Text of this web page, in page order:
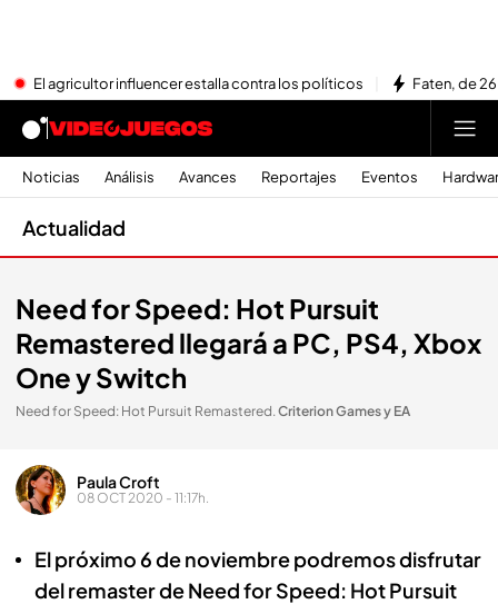
El agricultor influencer estalla contra los políticos Faten, de
Noticias Análisis Avances Reportajes Eventos
Actualidad
Need for Speed: Hot Pursuit
Remastered llegará a PC, PS4, Xbox
One y Switch
Need for Speed: Hot Pursuit Remastered.Criterion Games y EA
Paula Croft
08 OCT 2020 - 11:17h.
El próximo 6 de noviembre podremos disfrutar
del remaster de Need for Speed: Hot Pursuit